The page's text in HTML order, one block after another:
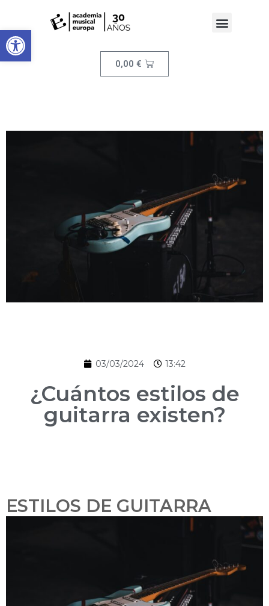
Abrir barra de herramientas
0,00€
03/03/2024 13:42
¿Cuántos estilos de
guitarra existen?
ESTILOS DE GUITARRA